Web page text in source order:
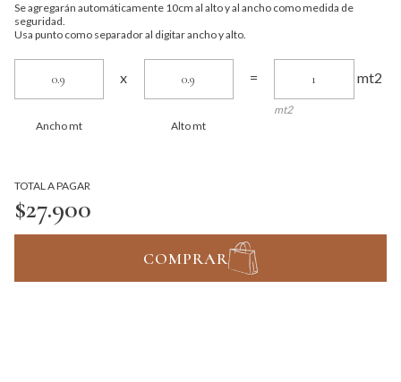
Se agregarán automáticamente 10cm al alto y al ancho como medida de
seguridad.
Usa punto como separador al digitar ancho y alto.
Ancho mt
x
Alto mt
= mt2
mt2
TOTAL A PAGAR
$27.900
COMPRAR